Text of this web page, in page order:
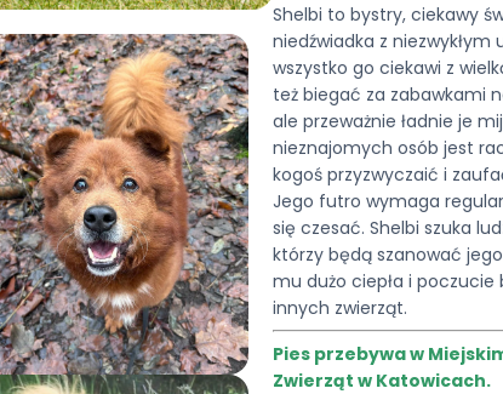
Shelbi to bystry, ciekawy
niedźwiadka z niezwykłym
wszystko go ciekawi z
też biegać za zabawkami
ale przeważnie ładnie je
nieznajomych osób jest
kogoś przyzwyczaić i
Jego futro wymaga
się czesać. Shelbi szuka
którzy będą szanować
mu dużo ciepła i
innych zwierząt.
Pies przebywa w
Zwierząt w Katowicach.